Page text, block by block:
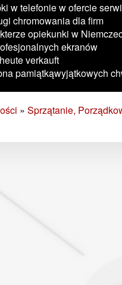
w telefonie w ofercie
chromowania dla firm
opiekunki w
ekranów
verkauft
pamiątkąwyjątkowych
» Sprzątanie,